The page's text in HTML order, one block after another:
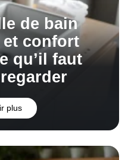
de bain
confort
qu’il faut
plus